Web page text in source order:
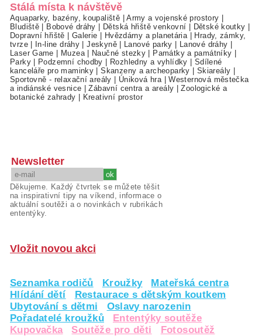
Stálá místa k návštěvě
Aquaparky, bazény, koupaliště |Army a vojenské prostory |
Bludiště | Bobové dráhy | Dětská hřiště venkovní | Dětské koutky |
Dopravní hřiště | Galerie | Hvězdárny a planetária | Hrady, zámky,
tvrze| In-line dráhy |Jeskyně| Lanové parky | Lanové dráhy |
Laser Game | Muzea| Naučné stezky | Památky a památníky |
Parky| Podzemní chodby | Rozhledny a vyhlídky | Sdílené
kanceláře pro maminky |Skanzeny a archeoparky | Skiareály |
Sportovně - relaxační areály | Úniková hra |Westernová městečka
a indiánské vesnice |Zábavní centra a areály |Zoologické a
botanické zahrady | Kreativní prostor
Newsletter
Děkujeme. Každý čtvrtek se můžete těšit
na inspirativní tipy na víkend, informace o
aktuální soutěži a o novinkách v rubrikách
ententýky.
Vložit novou akci
Seznamka rodičů Kroužky
Mateřská centra
Hlídání dětí
Restaurace s dětským koutkem
Ubytování s dětmi
Oslavy narozenin
Pořadatelé kroužků
Ententýky soutěže
Kupovačka
Soutěže pro děti
Fotosoutěž